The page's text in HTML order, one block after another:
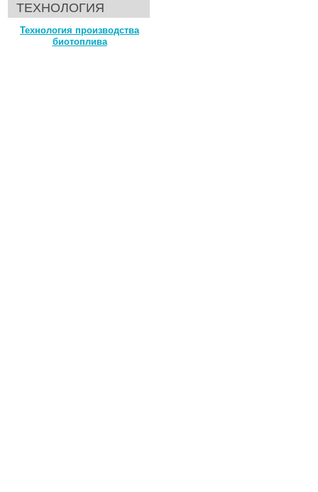
ТЕХНОЛОГИЯ
Технология производства
биотоплива